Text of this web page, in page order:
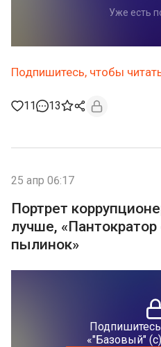
Уже есть
Подпишитесь, чтобы
11 13
25 апр 06:17
Портрет
лучше,
пылинок»
«"Базовый"